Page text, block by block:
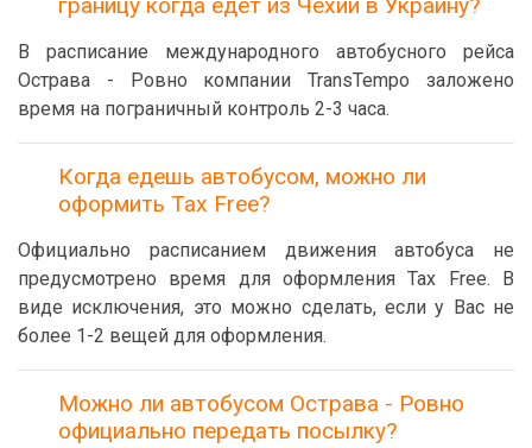
В расписание международного автобусного рейса
Острава - Ровно компании TransTempo заложено
время на пограничный контроль 2-3 часа.
Когда едешь автобусом, можно ли
оформить Tax Free?
Официально расписанием движения автобуса не
предусмотрено время для оформления Tax Free. В
виде исключения, это можно сделать, если у Вас не
более 1-2 вещей для оформления.
Можно ли автобусом Острава - Ровно
официально передать посылку?